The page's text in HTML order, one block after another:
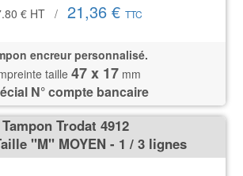
€ HT / 21,36 € TTC
encreur personnalisé.
taille 47 x 17 mm
N° compte bancaire
Tampon Trodat 4912
''M'' MOYEN - 1 / 3 lignes